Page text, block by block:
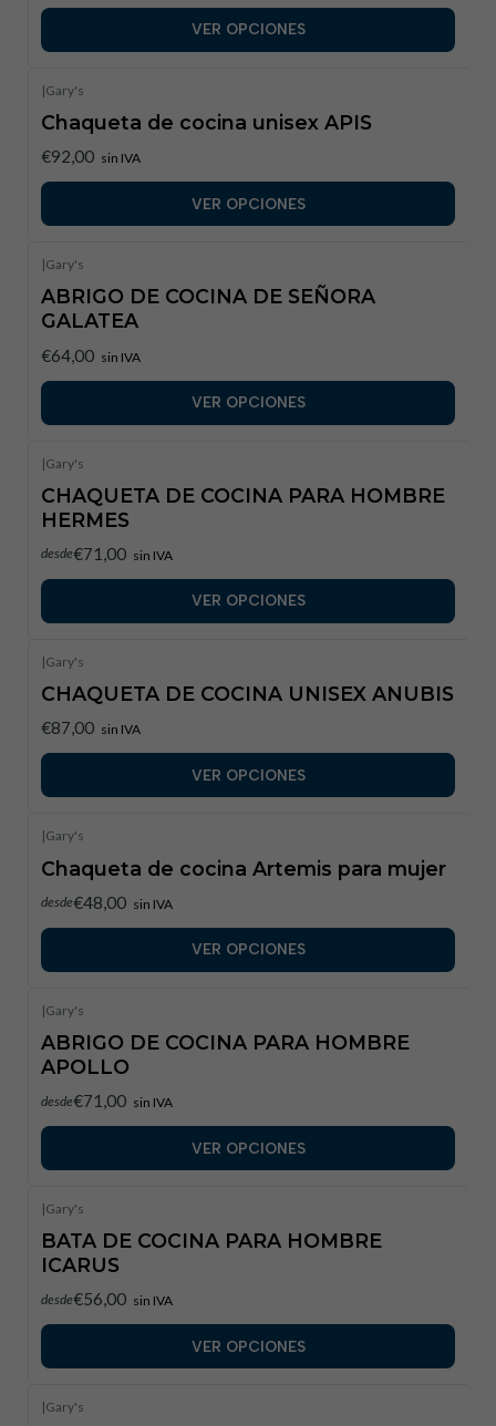
VER OPCIONES
|Gary's
Chaqueta de cocina unisex APIS
€92,00 sin IVA
VER OPCIONES
|Gary's
ABRIGO DE COCINA DE SEÑORA
GALATEA
€64,00 sin IVA
VER OPCIONES
|Gary's
CHAQUETA DE COCINA PARA HOMBRE
HERMES
desde€71,00 sin IVA
VER OPCIONES
|Gary's
CHAQUETA DE COCINA UNISEX ANUBIS
€87,00 sin IVA
VER OPCIONES
|Gary's
Chaqueta de cocina Artemis para mujer
desde€48,00 sin IVA
VER OPCIONES
|Gary's
ABRIGO DE COCINA PARA HOMBRE
APOLLO
desde€71,00 sin IVA
VER OPCIONES
|Gary's
BATA DE COCINA PARA HOMBRE
ICARUS
desde€56,00 sin IVA
VER OPCIONES
|Gary's